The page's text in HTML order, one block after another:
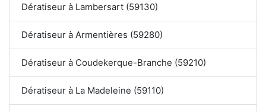
Dératiseur à Lambersart (59130)
Dératiseur à Armentières (59280)
Dératiseur à Coudekerque-Branche (59210)
Dératiseur à La Madeleine (59110)